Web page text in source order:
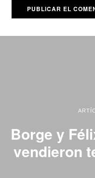
Borge y
vendieron